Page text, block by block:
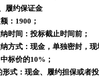
履约保证金
：1900；
时间：投标截止时间前；
方式：现金，单独密封，
标价的10%；
形式：现金、履约担保或者